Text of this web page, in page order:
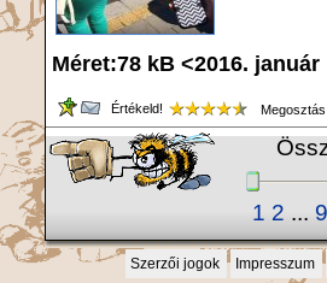
Méret:78 kB <2016.
Értékeld!
1 2 ... 9
Szerzői jogok Impresszum